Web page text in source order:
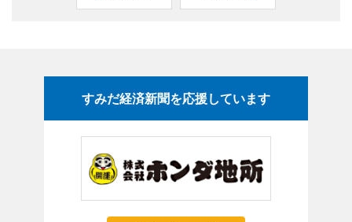
すみだ経済新聞を応援しています